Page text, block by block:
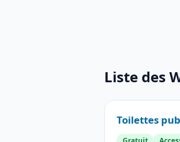
Liste des
Toilettes